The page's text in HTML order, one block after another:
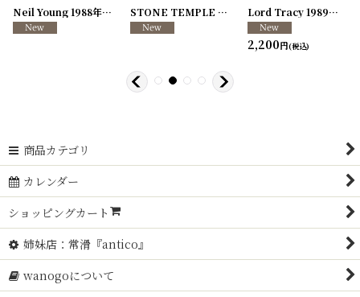
[250726-04] [250726-31
Neil Young 1988年 This Note's For You Tour 250117-70]
STONE TEMPLE PILOTS 1996-1997年 TOUR96/97 Lord Tracy 1989年 Deaf Gods of Babylon Tour
2,200円(税込)
商品カテゴリ
カレンダー
ショッピングカート
姉妹店：常滑『antico』
wanogoについて